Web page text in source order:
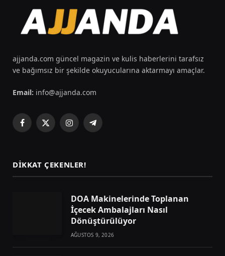
ajjanda.com güncel magazin ve kulis haberlerini tarafsız
ve bağımsız bir şekilde okuyucularına aktarmayı amaçlar.
Email: info@ajjanda.com
Facebook
X
InstagramTelegram
DIKKAT ÇEKENLER!
DOA Makinelerinde Toplanan
İçecek Ambalajları Nasıl
Dönüştürülüyor
AĞUSTOS 9, 2026